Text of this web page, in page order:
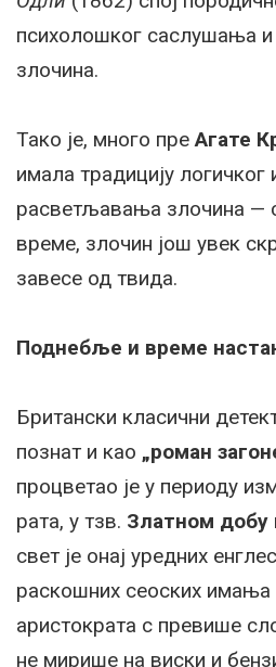
психолошког саслушања и
злочина.
Тако је, много преАгате
имала традицију логичког
расветљавања злочина —
време, злочин још увек
завесе од твида.
Поднебље и време
Британски класични
познат и као „роман
процветао је у периоду
рата, у тзв. Златном добу
свет је онај уредних
раскошних сеоских имања
аристократа с превише
не мирише на виски и